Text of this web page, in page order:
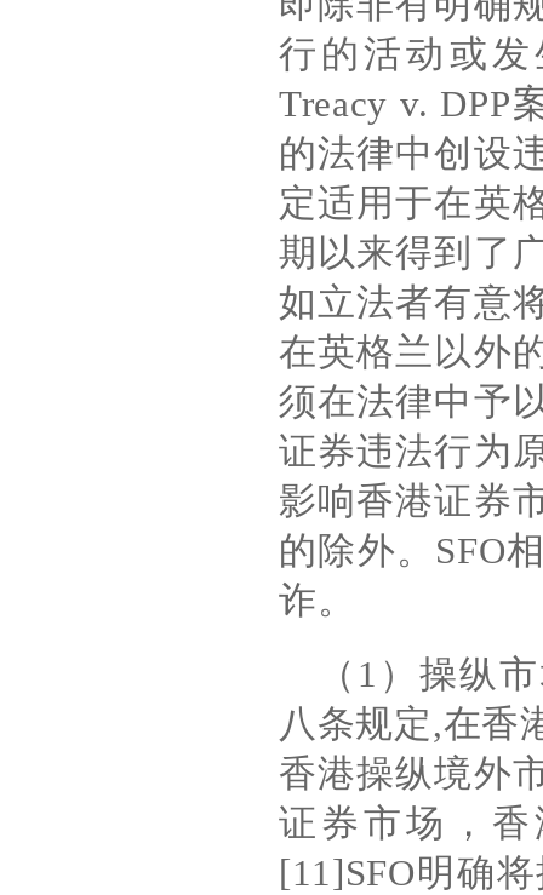
行的活动或
Treacy v. DPP
的法律中创设
定适用于在英
期以来得到了
如立法者有意
在英格兰以外
须在法律中予
证券违法行为
影响香港证券
的除外。 SFO
诈。
（ 1 ）操纵
八条规定,在香
香港操纵境外
证券市场，
[11]SFO明确